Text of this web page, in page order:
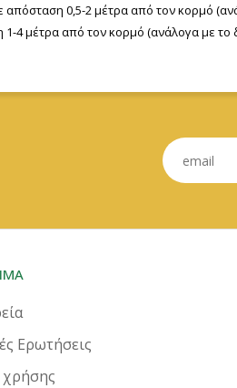
απόσταση 0,5-2 μέτρα από τον κορμό
4 μέτρα από τον κορμό (ανάλογα με το
Ερωτήσεις